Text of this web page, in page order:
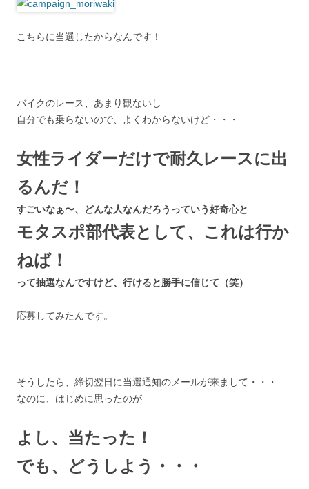
こちらに当選したからなんです！
バイクのレース、あまり観ないし
自分でも乗らないので、よくわからないけど・・・
女性ライダーだけで耐久レースに出
るんだ！
すごいなぁ〜、どんな人なんだろうっていう好奇心と
モタスポ部代表として、これは行か
ねば！
って抽選なんですけど、行けると勝手に信じて（笑）
応募してみたんです。
そうしたら、締切翌日に当選通知のメールが来まして・・・
なのに、はじめに思ったのが
よし、当たった！
でも、どうしよう・・・